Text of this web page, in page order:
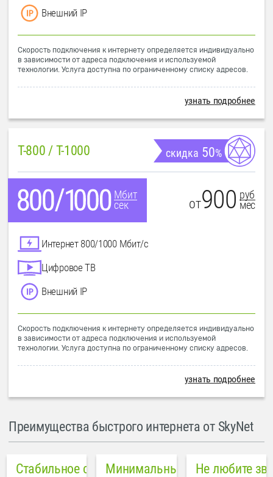
Внешний IP
Скорость подключения к интернету определяется индивидуально
в зависимости от адреса подключения и используемой
технологии. Услуга доступна по ограниченному списку адресов.
узнать подробнее
T-800 / T-1000 скидка 50%
Мбит
сек
от900 руб
мес
Интернет 800/1000 Мбит/с
Цифровое ТВ
Внешний IP
Скорость подключения к интернету определяется индивидуально
в зависимости от адреса подключения и используемой
технологии. Услуга доступна по ограниченному списку адресов.
узнать подробнее
Преимущества быстрого интернета от SkyNet
Стабильное соединениеМинимальный пинг в городе
Не любите